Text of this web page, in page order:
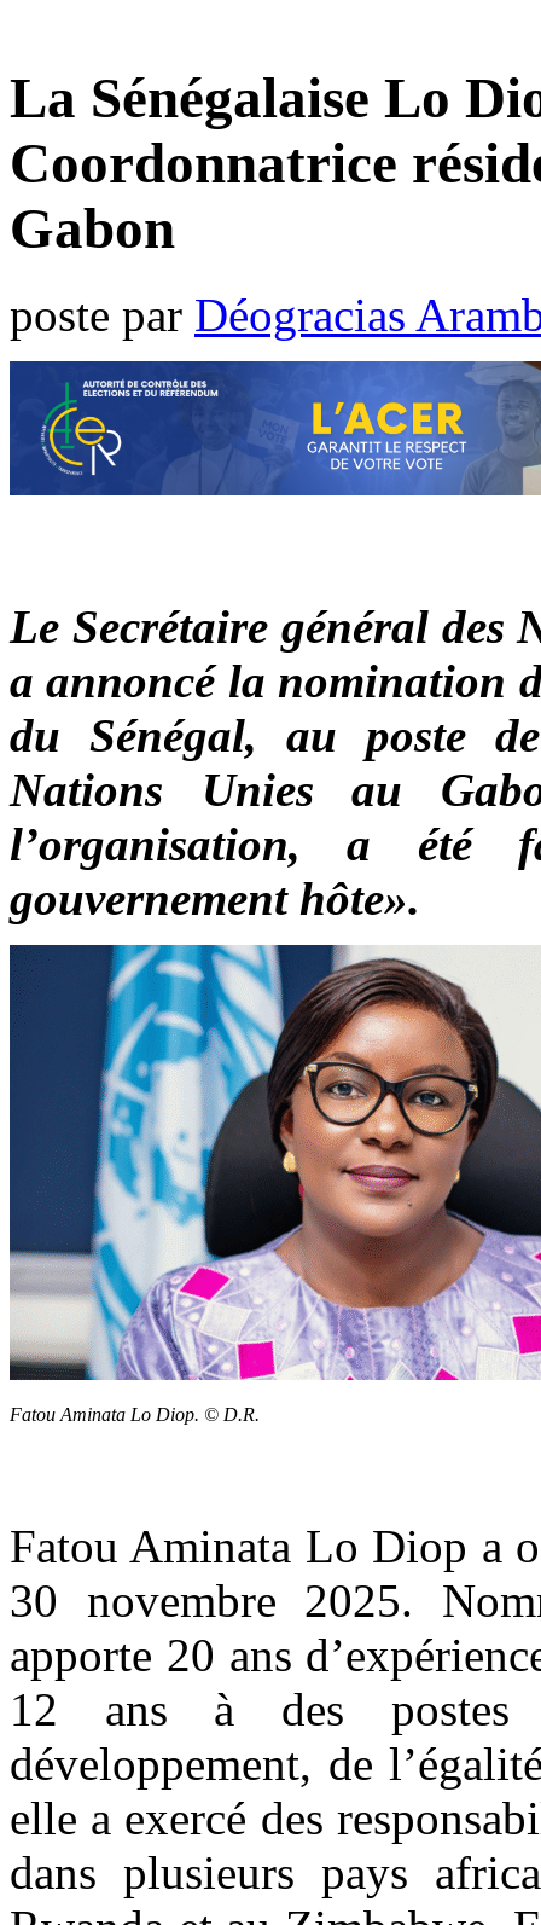
La Sénégalaise Lo
Coordonnatrice
Gabon
poste par Déogracias
Le Secrétaire général des
a annoncé la nomination
du Sénégal, au poste
Nations Unies au
l’organisation, a été
gouvernement hôte».
Fatou Aminata Lo Diop. © D.R.
Fatou Aminata Lo Diop a
30 novembre 2025.
apporte 20 ans
12 ans à des postes
développement, de
elle a exercé des
dans plusieurs pays